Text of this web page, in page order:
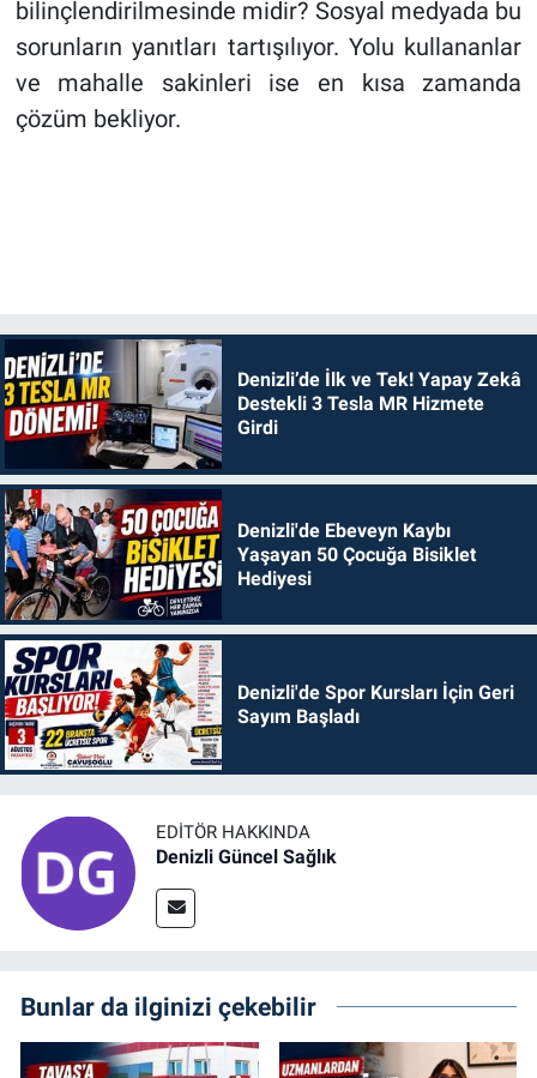
bilinçlendirilmesinde midir? Sosyal medyada bu
sorunların yanıtları tartışılıyor. Yolu kullananlar
ve mahalle sakinleri ise en kısa zamanda
çözüm bekliyor.
Denizli’de İlk ve Tek! Yapay Zekâ
Destekli 3 Tesla MR Hizmete
Girdi
Denizli'de Ebeveyn Kaybı
Yaşayan 50 Çocuğa Bisiklet
Hediyesi
Denizli'de Spor Kursları İçin Geri
Sayım Başladı
EDITÖR HAKKINDA
Denizli Güncel Sağlık
Bunlar da ilginizi çekebilir